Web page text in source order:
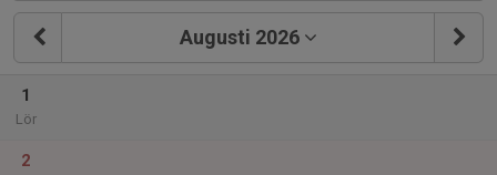
Augusti 2026
1
Lör
2